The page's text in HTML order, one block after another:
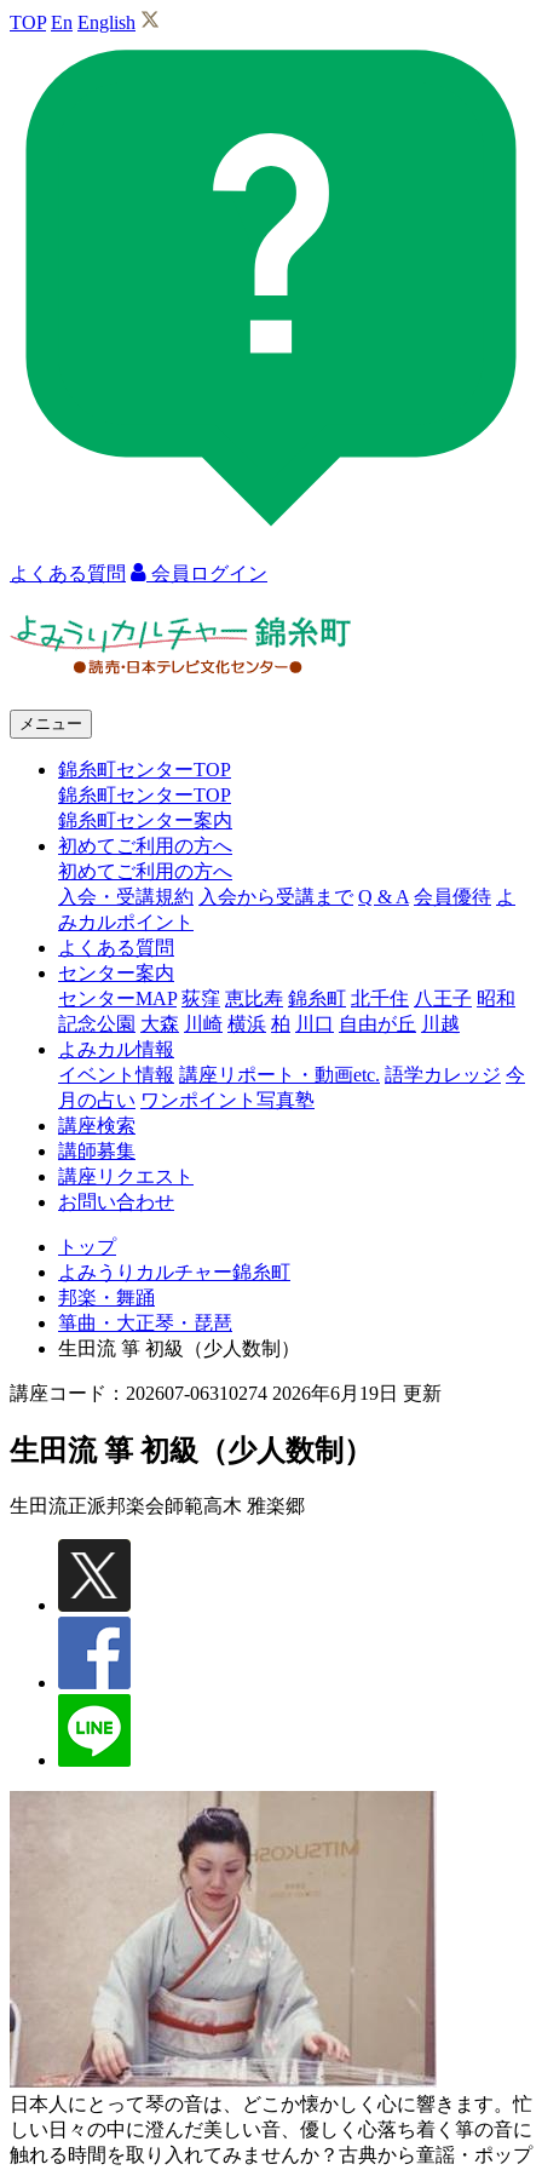
TOP En English
よくある質問 会員ログイン
ャ
糸
メニュー
錦糸町センターTOP
錦糸町センターTOP
錦糸町センター案内
初めてご利用の方へ
初めてご利用の方へ
入会・受講規約 入会から受講まで Q & A 会員優待 よ
みカルポイント
よくある質問
センター案内
センターMAP 荻窪 恵比寿 錦糸町 北千住 八王子 昭和
記念公園 大森 川崎 横浜 柏 川口 自由が丘 川越
よみカル情報
イベント情報 講座リポート・動画etc. 語学カレッジ 今
月の占い ワンポイント写真塾
講座検索
講師募集
講座リクエスト
お問い合わせ
トップ
よみうりカルチャー錦糸町
邦楽・舞踊
箏曲・大正琴・琵琶
生田流 箏 初級（少人数制）
講座コード：202607-06310274 2026年6月19日 更新
生田流 箏 初級（少人数制）
生田流正派邦楽会師範高木 雅楽郷
日本人にとって琴の音は、どこか懐かしく心に響きます。忙
しい日々の中に澄んだ美しい音、優しく心落ち着く箏の音に
触れる時間を取り入れてみませんか？古典から童謡・ポップ